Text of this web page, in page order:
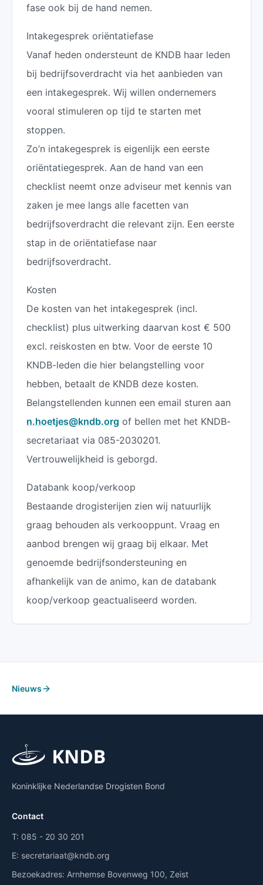
fase ook bij de hand nemen.
Intakegesprek oriëntatiefase
Vanaf heden ondersteunt de KNDB haar leden
bij bedrijfsoverdracht via het aanbieden van
een intakegesprek. Wij willen ondernemers
vooral stimuleren op tijd te starten met
stoppen.
Zo’n intakegesprek is eigenlijk een eerste
oriëntatiegesprek. Aan de hand van een
checklist neemt onze adviseur met kennis van
zaken je mee langs alle facetten van
bedrijfsoverdracht die relevant zijn. Een eerste
stap in de oriëntatiefase naar
bedrijfsoverdracht.
Kosten
De kosten van het intakegesprek (incl.
checklist) plus uitwerking daarvan kost € 500
excl. reiskosten en btw. Voor de eerste 10
KNDB-leden die hier belangstelling voor
hebben, betaalt de KNDB deze kosten.
Belangstellenden kunnen een email sturen aan
n.hoetjes@kndb.org of bellen met het KNDB-
secretariaat via 085-2030201.
Vertrouwelijkheid is geborgd.
Databank koop/verkoop
Bestaande drogisterijen zien wij natuurlijk
graag behouden als verkooppunt. Vraag en
aanbod brengen wij graag bij elkaar. Met
genoemde bedrijfsondersteuning en
afhankelijk van de animo, kan de databank
koop/verkoop geactualiseerd worden.
Nieuws
Koninklijke Nederlandse Drogisten Bond
Contact
T: 085 - 20 30 201
E: secretariaat@kndb.org
Bezoekadres: Arnhemse Bovenweg 100, Zeist